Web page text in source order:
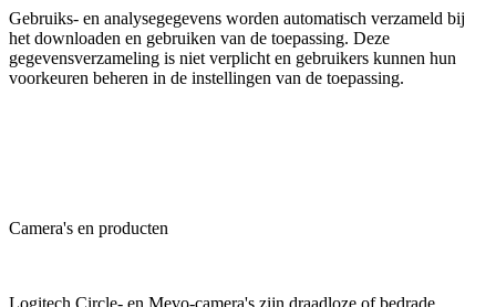
Gebruiks- en analysegegevens worden automatisch verzameld bij
het downloaden en gebruiken van de toepassing. Deze
gegevensverzameling is niet verplicht en gebruikers kunnen hun
voorkeuren beheren in de instellingen van de toepassing.
Camera's en producten